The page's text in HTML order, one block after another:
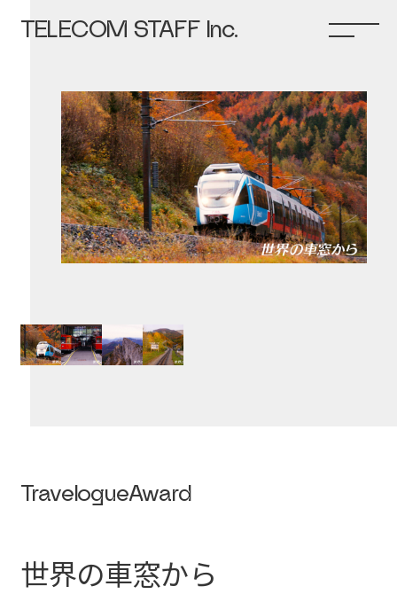
TELECOM STAFF Inc.
TravelogueAward
世界の車窓から